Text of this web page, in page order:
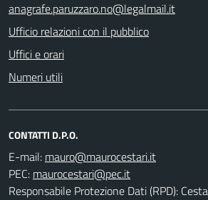
Ufficio relazioni con il pubblico
Uffici e orari
Numeri utili
CONTATTI D.P.O.
E-mail:
PEC:
Responsabile Protezione Dati (RPD):